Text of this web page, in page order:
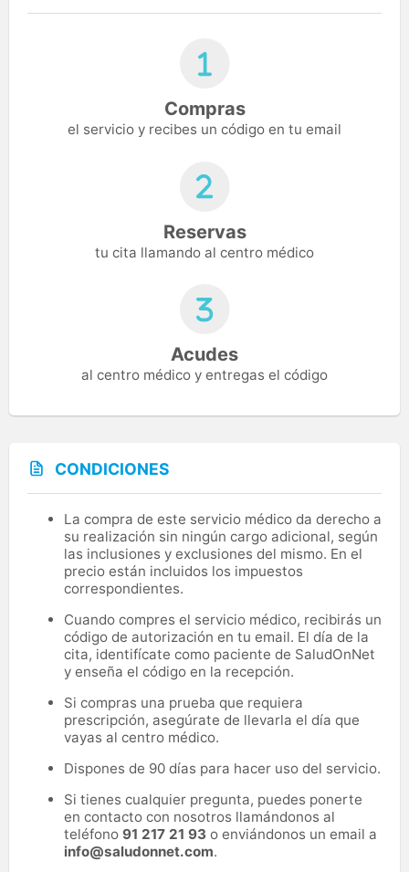
Compras
el servicio y recibes un código en tu email
Reservas
tu cita llamando al centro médico
Acudes
al centro médico y entregas el código
CONDICIONES
La compra de este servicio médico da derecho a
su realización sin ningún cargo adicional, según
las inclusiones y exclusiones del mismo. En el
precio están incluidos los impuestos
correspondientes.
Cuando compres el servicio médico, recibirás un
código de autorización en tu email. El día de la
cita, identifícate como paciente de SaludOnNet
y enseña el código en la recepción.
Si compras una prueba que requiera
prescripción, asegúrate de llevarla el día que
vayas al centro médico.
Dispones de 90 días para hacer uso del servicio.
Si tienes cualquier pregunta, puedes ponerte
en contacto con nosotros llamándonos al
teléfono 91 217 21 93 o enviándonos un email a
info@saludonnet.com.